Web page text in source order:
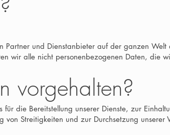
Partner und Dienstanbieter auf der ganzen Welt
wir alle nicht personenbezogenen Daten, die
vorgehalten?
die Bereitstellung unserer Dienste, zur
Streitigkeiten und zur Durchsetzung unserer